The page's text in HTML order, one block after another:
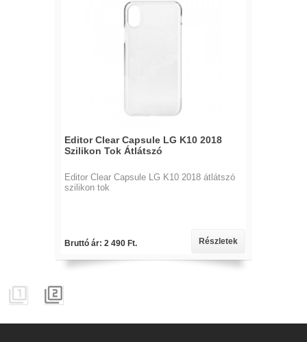
Editor Clear Capsule LG K10 2018
Szilikon Tok Átlátszó
Editor Clear Capsule LG K10 2018 átlátszó
szilikon tok
Bruttó ár: 2 490 Ft. Részletek
 